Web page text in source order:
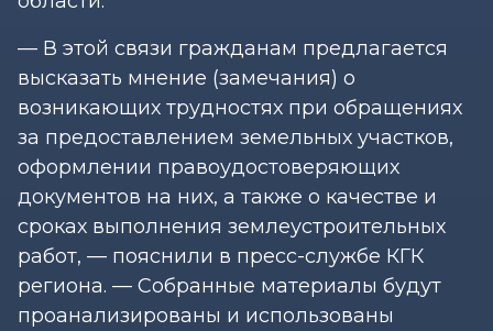
— В этой связи гражданам предлагается
высказать мнение (замечания) о
возникающих трудностях при обращениях
за предоставлением земельных участков,
оформлении правоудостоверяющих
документов на них, а также о качестве и
сроках выполнения землеустроительных
работ, — пояснили в пресс-службе КГК
региона. — Собранные материалы будут
проанализированы и использованы